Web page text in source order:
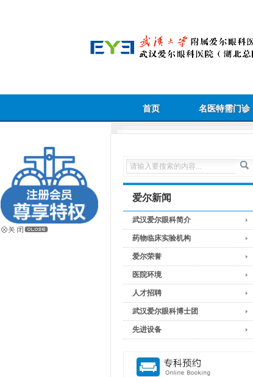
首页 名医特需门诊
爱尔新闻
武汉爱尔眼科简介
药物临床实验机构
爱尔荣誉
医院环境
人才招聘
武汉爱尔眼科博士团
先进设备